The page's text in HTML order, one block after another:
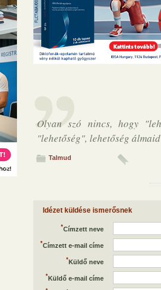
Olyan szó nincs, hogy
"lehetőség", lehetőség
Talmud
Idézet küldése ismerősnek
*Címzett neve
*Címzett e-mail címe
*Küldő neve
*Küldő e-mail címe